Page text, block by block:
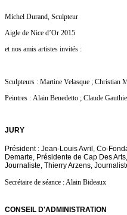
Michel Durand, Sculpteur
Aigle de Nice d’Or 2015
et nos amis artistes invités :
Sculpteurs : Martine Velasque ; Christian
Peintres : Alain Benedetto ; Claude
JURY
Président : Jean-Louis Avril, Co-
Demarte, Présidente de Cap Des
Journaliste, Thierry Arzens,
Secrétaire de séance : Alain Bideaux
CONSEIL D'ADMINISTRATION